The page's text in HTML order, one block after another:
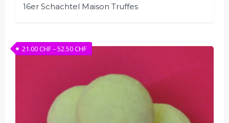
16er Schachtel Maison Truffes
21.00CHF–52.50CHFPreisspanne: 21.00 CHF bis 52.50 CHF